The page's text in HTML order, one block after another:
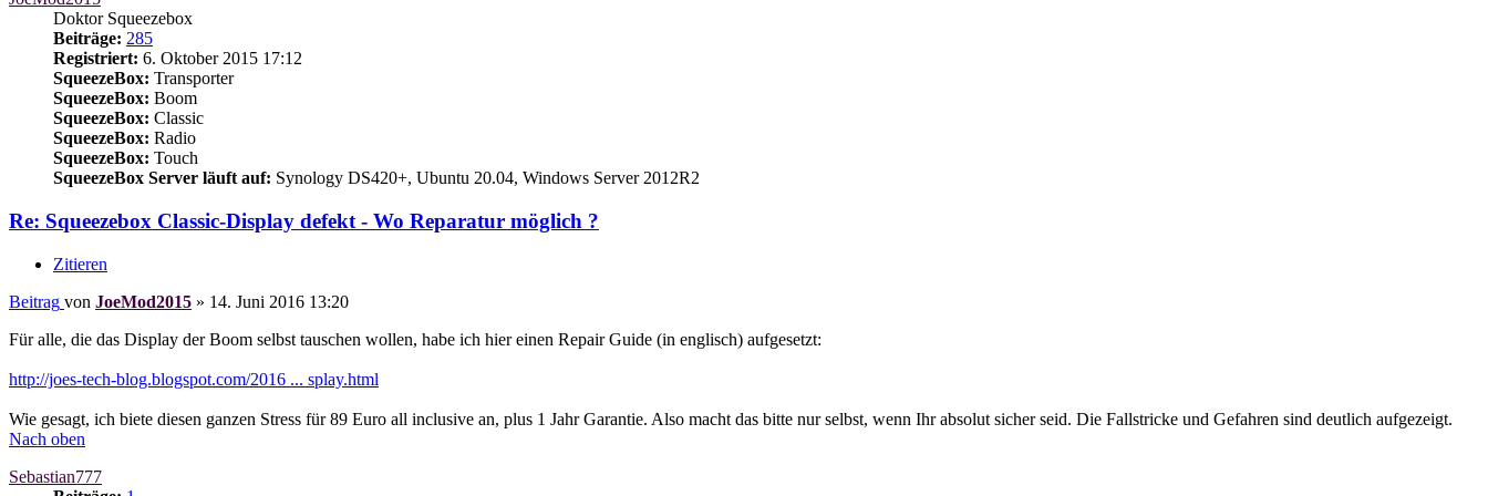
Doktor Squeezebox
Beiträge: 285
Registriert: 6. Oktober 2015 17:12
SqueezeBox: Transporter
SqueezeBox: Boom
SqueezeBox: Classic
SqueezeBox: Radio
SqueezeBox: Touch
SqueezeBox Server läuft auf: Synology DS420+, Ubuntu 20.04, Windows Server 2012R2
Re: Squeezebox Classic-Display defekt - Wo Reparatur möglich ?
Zitieren
Beitrag von JoeMod2015 » 14. Juni 2016 13:20
Für alle, die das Display der Boom selbst tauschen wollen, habe ich hier einen Repair Guide (in englisch) aufgesetzt:
http://joes-tech-blog.blogspot.com/2016 ... splay.html
Wie gesagt, ich biete diesen ganzen Stress für 89 Euro all inclusive an, plus 1 Jahr Garantie. Also macht das bitte nur selbst, wenn Ihr absolut sicher seid. Die Fallstricke und Gefahren sind deutlich aufgezeigt.
Nach oben
Sebastian777